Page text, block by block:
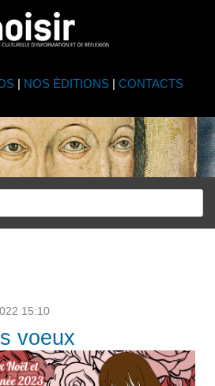
| NOS ÉDITIONS| CONTACTS
15:10
voeux